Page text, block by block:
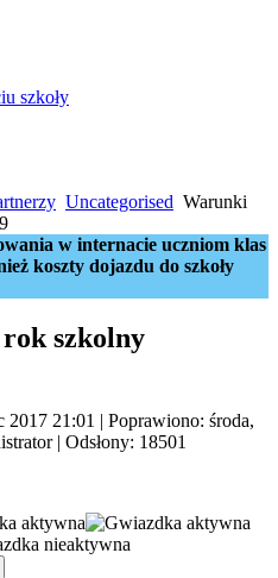
szkoły
Uncategorised Warunki
w internacie uczniom klas
koszty dojazdu do szkoły
szkolny
2017 21:01 | Poprawiono: środa,
| Odsłony: 18501